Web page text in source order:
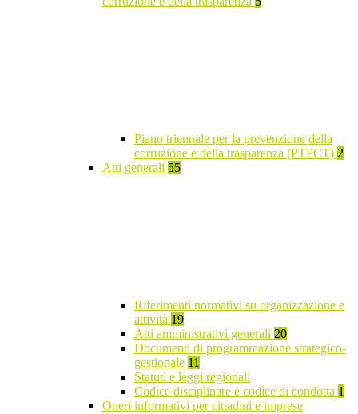
Piano triennale per la prevenzione della
corruzione e della trasparenza (PTPCT) 2
Atti generali 55
Riferimenti normativi su organizzazione e
attività 19
Atti amministrativi generali 20
Documenti di programmazione strategico-
gestionale 11
Statuti e leggi regionali
Codice disciplinare e codice di condotta 1
Oneri informativi per cittadini e imprese